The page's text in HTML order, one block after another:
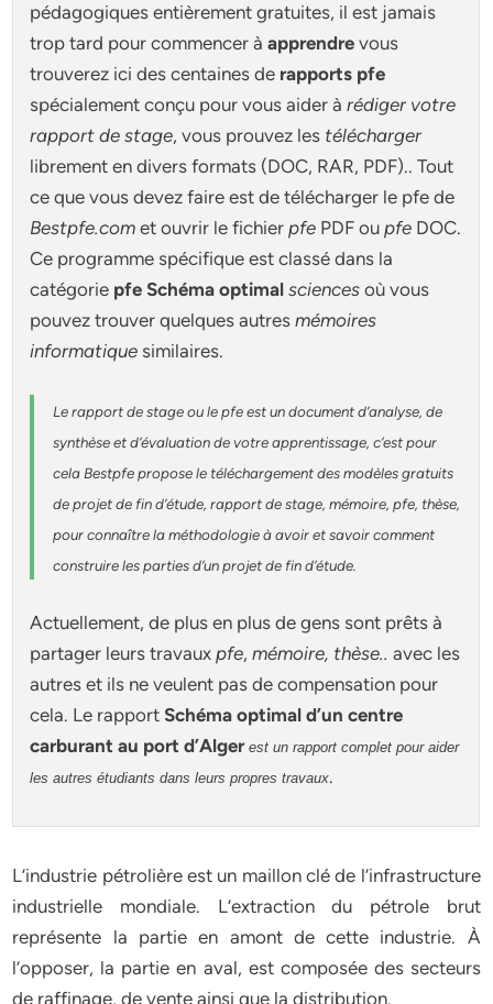
pédagogiques entièrement gratuites, il est jamais
trop tard pour commencer àapprendre vous
trouverez ici des centaines de rapports pfe
spécialement conçu pourvous aider àrédiger votre
rapport de stage, vous prouvez les télécharger
librement en divers formats (DOC, RAR, PDF).. Tout
ce que vous devez faire est de télécharger le pfe de
Bestpfe.com et ouvrir le fichierpfe PDF oupfe DOC.
Ce programme spécifique est classé dans la
catégorie pfe Schéma optimalsciencesoù vous
pouvez trouver quelques autresmémoires
informatique similaires.
Le rapport de stage ou le pfe est un document d’analyse, de
synthèse et d’évaluation de votre apprentissage, c’est pour
cela Bestpfepropose le téléchargement des modèles gratuits
de projet de fin d’étude, rapport de stage, mémoire, pfe, thèse,
pour connaître la méthodologie à avoir et savoir comment
construire les parties d’un projet de fin d’étude
Actuellement, de plus en plus de gens sont prêts à
partager leurs travauxpfe,mémoire, thèse.. avec les
autres et ils ne veulent pas de compensation pour
cela. Le rapportSchéma optimal d’un centre
carburant au port d’Algerest un rapport complet pour aider
les autres étudiants dans leurs propres travaux.
L’industrie pétrolière est un maillon clé de l’infrastructure
industrielle mondiale. L’extraction du pétrole brut
représente la partie en amont de cette industrie. À
l’opposer, la partie en aval, est composée des secteurs
de raffinage, de vente ainsi que la distribution.